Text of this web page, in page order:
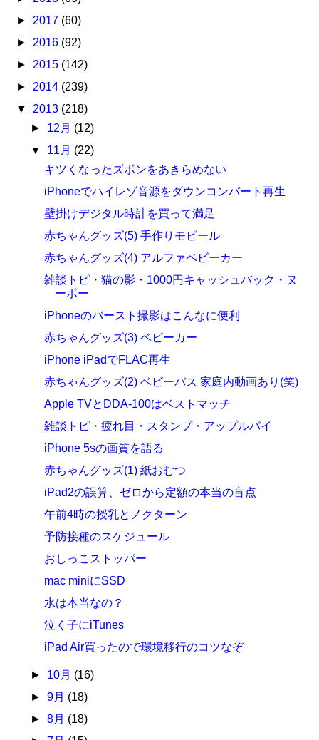
► 2017 (60)
► 2016 (92)
► 2015 (142)
► 2014 (239)
▼ 2013 (218)
► 12月 (12)
▼ 11月 (22)
キツくなったズボンをあきらめない
iPhoneでハイレゾ音源をダウンコンバート再生
壁掛けデジタル時計を買って満足
赤ちゃんグッズ(5) 手作りモビール
赤ちゃんグッズ(4) アルファベビーカー
雑談トピ・猫の影・1000円キャッシュバック・ヌ
ーボー
iPhoneのバースト撮影はこんなに便利
赤ちゃんグッズ(3) ベビーカー
iPhone iPadでFLAC再生
赤ちゃんグッズ(2) ベビーバス 家庭内動画あり(笑)
Apple TVとDDA-100はベストマッチ
雑談トピ・疲れ目・スタンプ・アップルパイ
iPhone 5sの画質を語る
赤ちゃんグッズ(1) 紙おむつ
iPad2の誤算、ゼロから定額の本当の盲点
午前4時の授乳とノクターン
予防接種のスケジュール
おしっこストッパー
mac miniにSSD
水は本当なの？
泣く子にiTunes
iPad Air買ったので環境移行のコツなぞ
► 10月 (16)
► 9月 (18)
► 8月 (18)